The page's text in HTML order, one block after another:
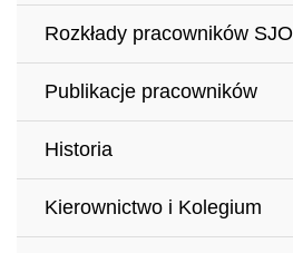
Rozkłady pracowników SJO
Publikacje pracowników
Historia
Kierownictwo i Kolegium